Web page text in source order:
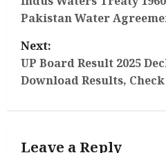
o
s
t
Pakistan Water
Next:
UP Board Result 2025
Download Results,
Leave a Reply